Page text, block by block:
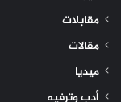
مقابلات
مقالات
ميديا
أدب وترفيه